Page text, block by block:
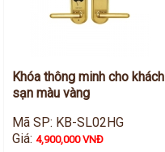
Khóa thông minh cho khách
sạn màu vàng
Mã SP: KB-SL02HG
Giá:4,900,000 VNĐ